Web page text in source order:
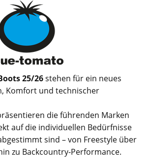
25/26stehen für ein neues
Komfort und technischer
die führenden Marken
auf die individuellen Bedürfnisse
sind – von Freestyle über
zu Backcountry-Performance.